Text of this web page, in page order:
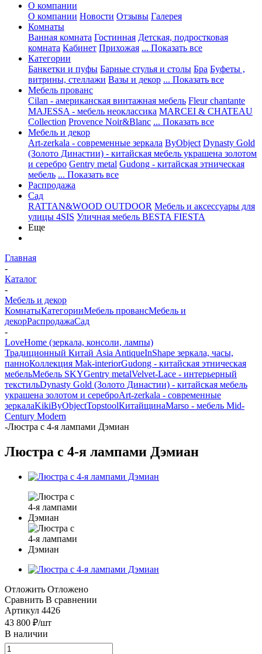
О компании
О компании Новости Отзывы Галерея
Комнаты
Ванная комната Гостинная Детская, подростковая
комната Кабинет Прихожая ... Показать все
Категории
Банкетки и пуфы Барные стулья и столы Бра Буфеты ,
витрины, стеллажи Вазы и декор ... Показать все
Мебель прованс
Cilan - американская винтажная мебель Fleur chantante
MAJESSA - мебель неоклассика MARCEI & CHATEAU
Collection Provence Noir&Blanc ... Показать все
Мебель и декор
Art-zerkala - современные зеркала ByObject Dynasty Gold
(Золото Династии) - китайская мебель украшена золотом
и серебро Gentry metal Gudong - китайская этническая
мебель ... Показать все
Распродажа
Сад
RATTAN&WOOD OUTDOOR Мебель и аксессуары для
улицы 4SIS Уличная мебель BESTA FIESTA
Еще
Главная
-
Каталог
-
Мебель и декор
КомнатыКатегорииМебель провансМебель и
декорРаспродажаСад
-
LoveHome (зеркала, консоли, лампы)
Традиционный Китай Asia AntiqueInShape зеркала, часы,
панноКоллекция Mak-interiorGudong - китайская этническая
мебельМебель SKYGentry metalVelvet-Lace - интерьерный
текстильDynasty Gold (Золото Династии) - китайская мебель
украшена золотом и сереброArt-zerkala - современные
зеркалаKikiByObjectTopstoolКитайщинаMarso - мебель Mid-
Century Modern
-Люстра с 4-я лампами Дэмиан
Люстра с 4-я лампами Дэмиан
Отложить Отложено
Сравнить В сравнении
Артикул 4426
43 800 ₽/шт
В наличии